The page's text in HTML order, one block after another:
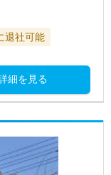
退社可能
細を見る